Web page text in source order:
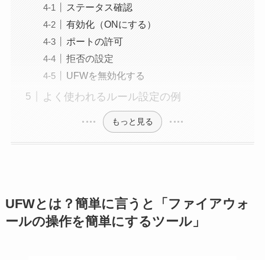
ステータス確認
有効化（ONにする）
ポートの許可
拒否の設定
UFWを無効化する
よく使われるルール設定の例
もっと見る
UFWとは？簡単に言うと「ファイアウォ
ールの操作を簡単にするツール」